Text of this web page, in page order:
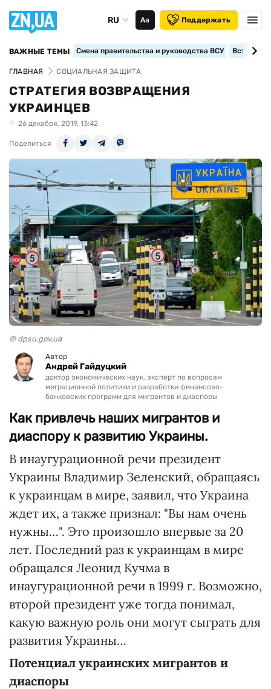
RU Аа Поддержать
ВАЖНЫЕ ТЕМЫ Смена правительства и руководства ВСУ
ГЛАВНАЯ СОЦИАЛЬНАЯ ЗАЩИТА
СТРАТЕГИЯ ВОЗВРАЩЕНИЯ
УКРАИНЦЕВ
26 декабря, 2019, 13:42
Поделиться
© dpsu.gov.ua
Автор
Андрей Гайдуцкий
доктор экономических наук, эксперт по вопросам
миграционной политики и разработки финансово-
банковских программ для мигрантов и диаспоры
Как привлечь наших мигрантов и
диаспору к развитию Украины.
В инаугурационной речи президент
Украины Владимир Зеленский, обращаясь
к украинцам в мире, заявил, что Украина
ждет их, а также признал: "Вы нам очень
нужны…". Это произошло впервые за 20
лет. Последний раз к украинцам в мире
обращался Леонид Кучма в
инаугурационной речи в 1999 г. Возможно,
второй президент уже тогда понимал,
какую важную роль они могут сыграть для
развития Украины…
Потенциал украинских мигрантов и
диаспоры